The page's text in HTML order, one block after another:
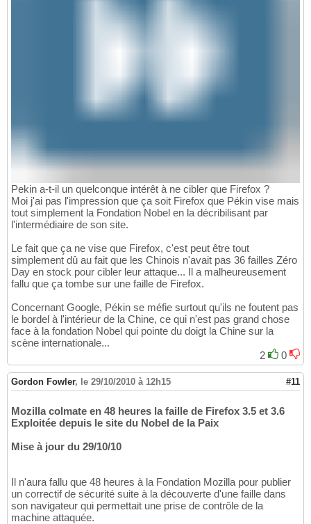
Pekin a-t-il un quelconque intérêt à ne cibler que Firefox ?
Moi j'ai pas l'impression que ça soit Firefox que Pékin vise mais
tout simplement la Fondation Nobel en la décribilisant par
l'intermédiaire de son site.
Le fait que ça ne vise que Firefox, c'est peut être tout
simplement dû au fait que les Chinois n'avait pas 36 failles Zéro
Day en stock pour cibler leur attaque... Il a malheureusement
fallu que ça tombe sur une faille de Firefox.
Concernant Google, Pékin se méfie surtout qu'ils ne foutent pas
le bordel à l'intérieur de la Chine, ce qui n'est pas grand chose
face à la fondation Nobel qui pointe du doigt la Chine sur la
scène internationale...
2
0
Gordon Fowler, le 29/10/2010 à 12h15 #11
Mozilla colmate en 48 heures la faille de Firefox 3.5 et 3.6
Exploitée depuis le site du Nobel de la Paix
Mise à jour du 29/10/10
Il n'aura fallu que 48 heures à la Fondation Mozilla pour publier
un correctif de sécurité suite à la découverte d'une faille dans
son navigateur qui permettait une prise de contrôle de la
machine attaquée.